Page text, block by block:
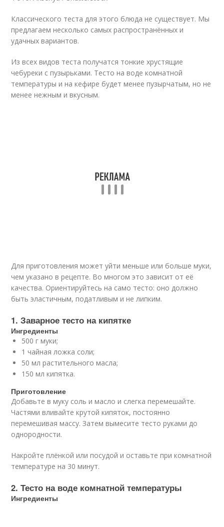
Классического теста для этого блюда не существует. Мы
предлагаем несколько самых распространённых и
удачных вариантов.
Из всех видов теста получатся тонкие хрустящие
чебуреки с пузырьками. Тесто на воде комнатной
температуры и на кефире будет менее пузырчатым, но не
менее нежным и вкусным.
Для приготовления может уйти меньше или больше муки,
чем указано в рецепте. Во многом это зависит от её
качества. Ориентируйтесь на само тесто: оно должно
быть эластичным, податливым и не липким.
1. Заварное тесто на кипятке
Ингредиенты
500 г муки;
1 чайная ложка соли;
50 мл растительного масла;
150 мл кипятка.
Приготовление
Добавьте в муку соль и масло и слегка перемешайте.
Частями вливайте крутой кипяток, постоянно
перемешивая массу. Затем вымесите тесто руками до
однородности.
Накройте плёнкой или посудой и оставьте при комнатной
температуре на 30 минут.
2. Тесто на воде комнатной температуры
Ингредиенты